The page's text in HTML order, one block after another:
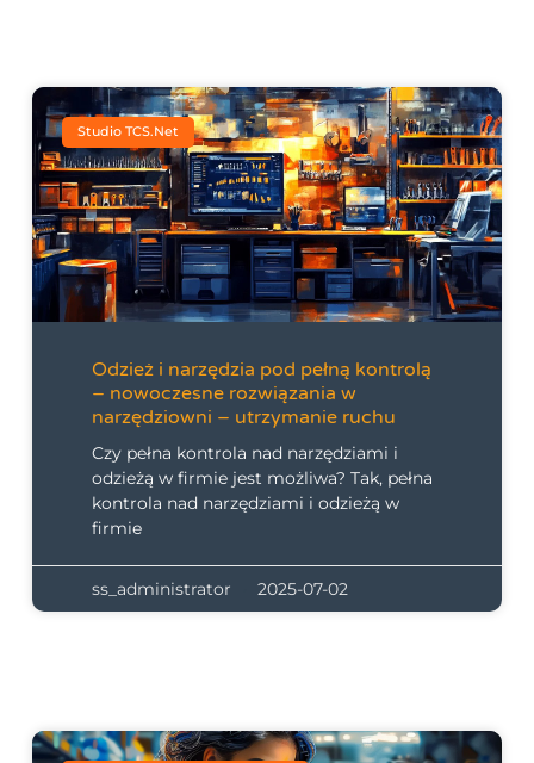
Studio TCS.net
Odzież i narzędzia pod pełną kontrolą
– nowoczesne rozwiązania w
narzędziowni – utrzymanie ruchu
Czy pełna kontrola nad narzędziami i
odzieżą w firmie jest możliwa? Tak, pełna
kontrola nad narzędziami i odzieżą w
firmie
ss_administrator 2025-07-02